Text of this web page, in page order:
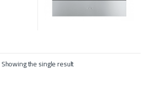
Showing the single result